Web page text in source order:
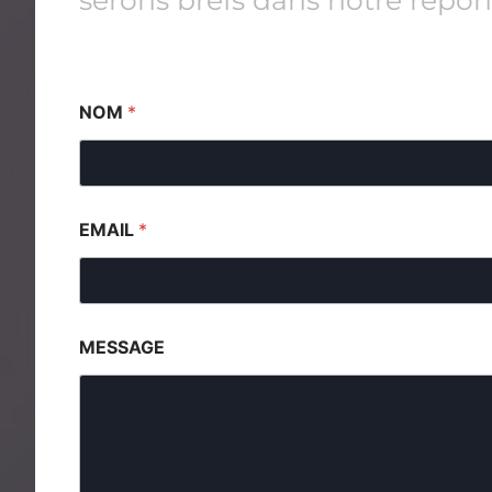
NOM *
EMAIL *
MESSAGE